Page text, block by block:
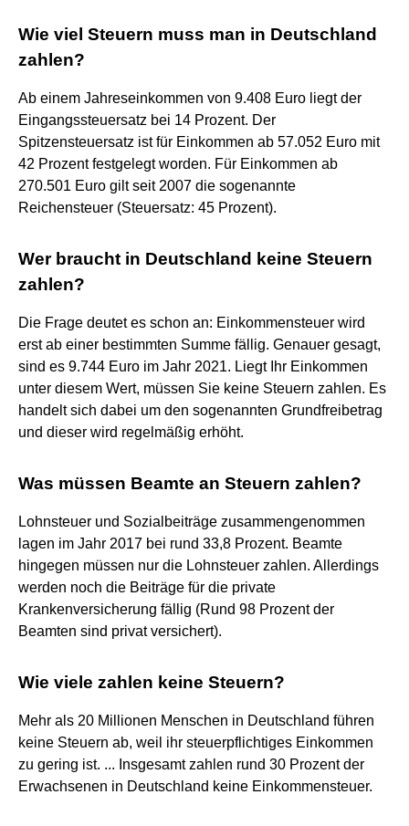
Wie viel Steuern muss man in Deutschland
zahlen?
Ab einem Jahreseinkommen von 9.408 Euro liegt der
Eingangssteuersatz bei 14 Prozent. Der
Spitzensteuersatz ist für Einkommen ab 57.052 Euro mit
42 Prozent festgelegt worden. Für Einkommen ab
270.501 Euro gilt seit 2007 die sogenannte
Reichensteuer (Steuersatz: 45 Prozent).
Wer braucht in Deutschland keine Steuern
zahlen?
Die Frage deutet es schon an: Einkommensteuer wird
erst ab einer bestimmten Summe fällig. Genauer gesagt,
sind es 9.744 Euro im Jahr 2021. Liegt Ihr Einkommen
unter diesem Wert, müssen Sie keine Steuern zahlen. Es
handelt sich dabei um den sogenannten Grundfreibetrag
und dieser wird regelmäßig erhöht.
Was müssen Beamte an Steuern zahlen?
Lohnsteuer und Sozialbeiträge zusammengenommen
lagen im Jahr 2017 bei rund 33,8 Prozent. Beamte
hingegen müssen nur die Lohnsteuer zahlen. Allerdings
werden noch die Beiträge für die private
Krankenversicherung fällig (Rund 98 Prozent der
Beamten sind privat versichert).
Wie viele zahlen keine Steuern?
Mehr als 20 Millionen Menschen in Deutschland führen
keine Steuern ab, weil ihr steuerpflichtiges Einkommen
zu gering ist. ... Insgesamt zahlen rund 30 Prozent der
Erwachsenen in Deutschland keine Einkommensteuer.